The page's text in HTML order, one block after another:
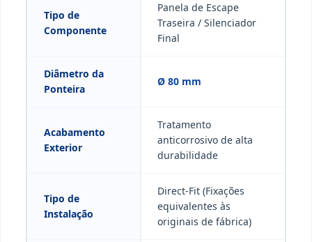
Tipo de
Componente
Panela de Escape
Traseira / Silenciador
Final
Diâmetro da
Ponteira
Ø 80 mm
Acabamento
Exterior
Tratamento
anticorrosivo de alta
durabilidade
Tipo de
Instalação
Direct-Fit (Fixações
equivalentes às
originais de fábrica)